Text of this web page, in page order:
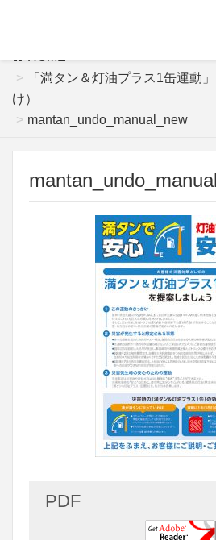
HOME
「満タン＆灯油プラス1缶運動
け）
mantan_undo_manual_new
PDF